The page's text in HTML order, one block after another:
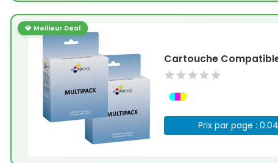
💎 Meilleur Deal
Cartouche
Prix par page :